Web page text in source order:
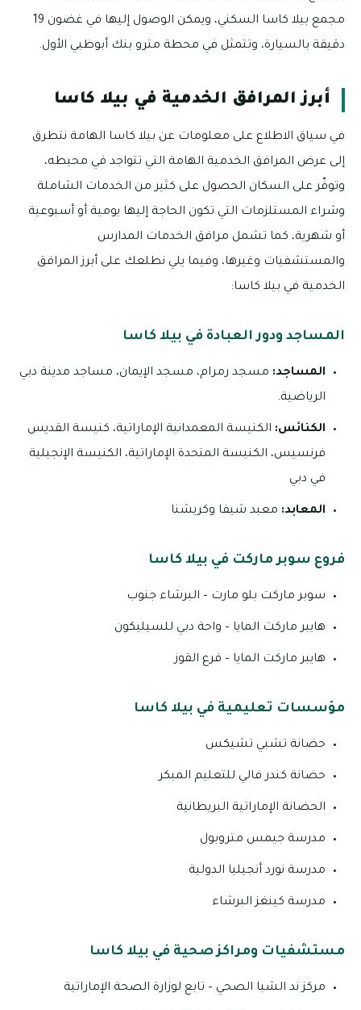
مجمع بيلا كاسا السكني، ويمكن الوصول إليها في غضون 19
دقيقة بالسيارة، وتتمثل في محطة مترو بنك أبوظبي الأول.
أبرز المرافق الخدمية في بيلا كاسا
في سياق الاطلاع على معلومات عن بيلا كاسا الهامة نتطرق
إلى عرض المرافق الخدمية الهامة التي تتواجد في محيطه،
وتوفّر على السكان الحصول على كثير من الخدمات الشاملة
وشراء المستلزمات التي تكون الحاجة إليها يومية أو أسبوعية
أو شهرية، كما تشمل مرافق الخدمات المدارس
والمستشفيات وغيرها، وفيما يلي نطلعك على أبرز المرافق
الخدمية في بيلا كاسا:
المساجد ودور العبادة في بيلا كاسا
المساجد: مسجد رمرام، مسجد الإيمان، مساجد مدينة دبي
الرياضية.
الكنائس: الكنيسة المعمدانية الإماراتية، كنيسة القديس
فرنسيس، الكنيسة المتحدة الإماراتية، الكنيسة الإنجيلية
في دبي
المعابد: معبد شيفا وكريشنا
فروع سوبر ماركت في بيلا كاسا
سوبر ماركت بلو مارت – البرشاء جنوب
هايبر ماركت المايا – واحة دبي للسيليكون
هايبر ماركت المايا – فرع القوز
مؤسسات تعليمية في بيلا كاسا
حضانة تشبي تشيكس
حضانة كندر فالي للتعليم المبكر
الحضانة الإماراتية البريطانية
مدرسة جيمس متروبول
مدرسة نورد أنجيليا الدولية
مدرسة كينغز البرشاء
مستشفيات ومراكز صحية في بيلا كاسا
مركز ند الشبا الصحي – تابع لوزارة الصحة الإماراتية